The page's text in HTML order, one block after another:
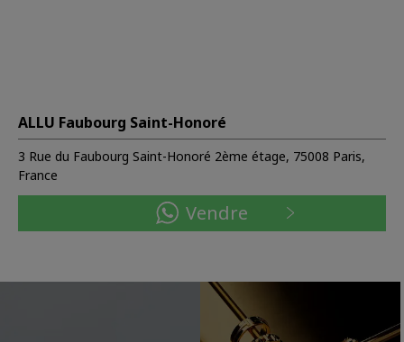
ALLU Faubourg Saint-Honoré
3 Rue du Faubourg Saint-Honoré 2ème étage, 75008 Paris,
France
Vendre